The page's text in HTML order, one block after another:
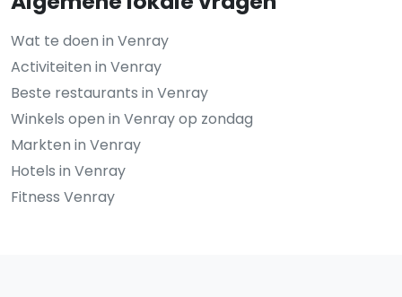
Wat te doen in Venray
Activiteiten in Venray
Beste restaurants in Venray
Winkels open in Venray op zondag
Markten in Venray
Hotels in Venray
Fitness Venray